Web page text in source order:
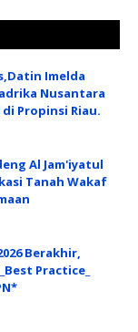
Imelda
Nusantara
Propinsi Riau.
Al Jam'iyatul
Tanah Wakaf
Berakhir,
Practice_